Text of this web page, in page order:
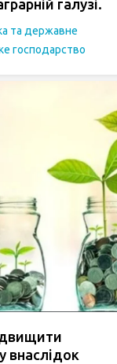
галузі.
та державне
господарство
внаслідок